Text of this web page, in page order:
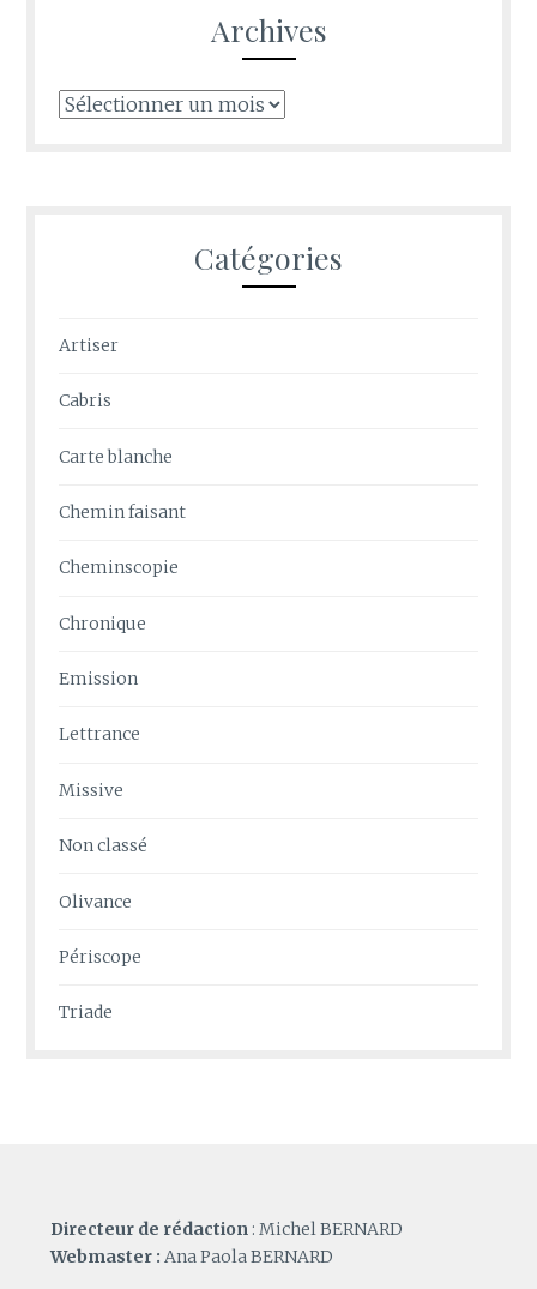
Archives
Archives
Catégories
Artiser
Cabris
Carte blanche
Chemin faisant
Cheminscopie
Chronique
Emission
Lettrance
Missive
Non classé
Olivance
Périscope
Triade
Directeur de rédaction : Michel BERNARD
Webmaster : Ana Paola BERNARD